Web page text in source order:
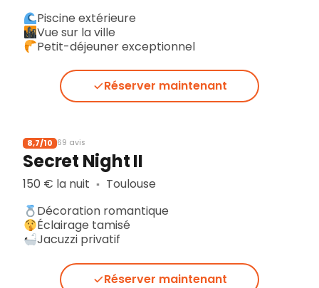
Piscine extérieure
Vue sur la ville
Petit-déjeuner exceptionnel
Réserver maintenant
8,7/10 69 avis
Secret Night II
150 € la nuit ▪︎ Toulouse
Décoration romantique
Éclairage tamisé
Jacuzzi privatif
Réserver maintenant